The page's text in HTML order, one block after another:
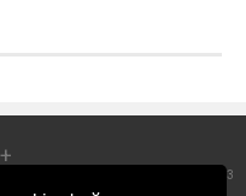
городской портал. © 2006 - 2023